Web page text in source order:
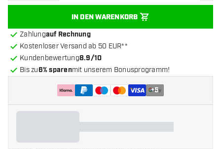
IN DEN WARENKORB
Zahlungauf Rechnung
Kostenloser Versand ab 50 EUR**
Kundenbewertung8.9/10
Bis zu6% sparenmit unserem Bonusprogramm!
+5